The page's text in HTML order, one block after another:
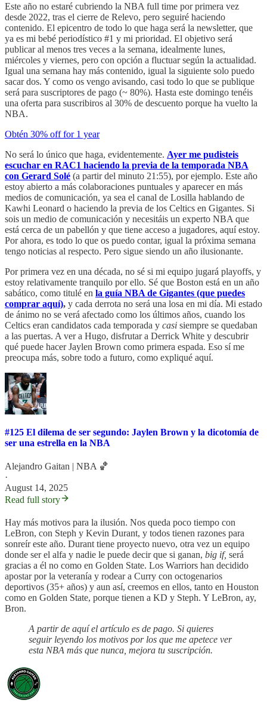
Este año no estaré cubriendo la NBA full time por primera vez
desde 2022, tras el cierre de Relevo, pero seguiré haciendo
contenido. El epicentro de todo lo que haga será la newsletter, que
ya es mi bebé periodístico #1 y mi prioridad. El objetivo será
publicar al menos tres veces a la semana, idealmente lunes,
miércoles y viernes, pero con opción a fluctuar según la actualidad.
Igual una semana hay más contenido, igual la siguiente solo puedo
sacar dos. Y como os vengo avisando, casi todo lo que se publique
será para suscriptores de pago (~ 80%). Hasta este domingo tenéis
una oferta para suscribiros al 30% de descuento porque ha vuelto la
NBA.
Obtén 30% off for 1 year
No será lo único que haga, evidentemente. Ayer me pudisteis
escuchar en RAC1 haciendo la previa de la temporada NBA
con Gerard Solé (a partir del minuto 21:55), por ejemplo. Este año
estoy abierto a más colaboraciones puntuales y aparecer en más
medios de comunicación, ya sea el canal de Losilla hablando de
Kawhi Leonard o haciendo la previa de los Celtics en Gigantes. Si
sois un medio de comunicación y necesitáis un experto NBA que
está cerca de un pabellón y que tiene acceso a jugadores, aquí estoy.
Por ahora, es todo lo que os puedo contar, igual la próxima semana
tengo noticias al respecto. Pero sigue siendo un año ilusionante.
Por primera vez en una década, no sé si mi equipo jugará playoffs, y
estoy relativamente tranquilo por ello. Sé que Boston está en un año
sabático, como titulé en la guía NBA de Gigantes (que puedes
comprar aquí), y cada derrota no será una losa en mi día. Mi estado
de ánimo no se verá afectado como los últimos años, cuando los
Celtics eran candidatos cada temporada y casi siempre se quedaban
a las puertas. A ver a Hugo, disfrutar a Derrick White y descubrir
qué puede hacer Jaylen Brown como primera espada. Eso sí me
preocupa más, sobre todo a futuro, como expliqué aquí.
#125 El dilema de ser segundo: Jaylen Brown y la dicotomía de
ser una estrella en la NBA
Alejandro Gaitan | NBA 🏀
·
August 14, 2025
Read full story
Hay más motivos para la ilusión. Nos queda poco tiempo con
LeBron, con Steph y Kevin Durant, y todos tienen razones para
sonreír este año. Durant tiene proyecto nuevo, otra vez un equipo
donde ser el alfa y nadie le puede decir que si ganan, big if, será
gracias a él no como en Golden State. Los Warriors han decidido
apostar por la veteranía y rodear a Curry con octogenarios
deportivos (35+ años) y aun así, creemos en ellos, tanto en Houston
como en Golden State, porque tienen a KD y Steph. Y LeBron, ay,
Bron.
A partir de aquí el artículo es de pago. Si quieres
seguir leyendo los motivos por los que me apetece ver
esta NBA más que nunca, mejora tu suscripción.